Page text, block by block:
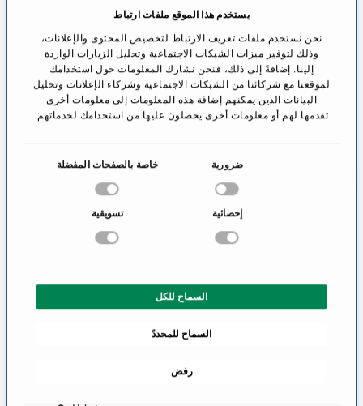
يستخدم هذا الموقع ملفات ارتباط
نحن نستخدم ملفات تعريف الارتباط لتخصيص المحتوى والإعلانات،
وذلك لتوفير ميزات الشبكات الاجتماعية وتحليل الزيارات الواردة
إلينا. إضافةً إلى ذلك، فنحن نشارك المعلومات حول استخدامك
لموقعنا مع شركائنا من الشبكات الاجتماعية وشركاء الإعلانات وتحليل
البيانات الذين يمكنهم إضافة هذه المعلومات إلى معلومات أخرى
تقدمها لهم أو معلومات أخرى يحصلون عليها من استخدامك لخدماتهم.
ضرورية خاصة بالصفحات المفضلة
إحصائية تسويقية
السماح للكل
السماح للمحددّ
رفض
ورغبة في القيء، بالإضافة إلى بداية فشل في الدورة
الدموية، حيث يقدم مركز الأبهر في أوفينباخ للجراحة
الوعائية كلاً من الإجراءات الجراحية المفتوحة وداخل
الوعائية للمعالجة الطارئة لأم الدم الأبهرية، كما يعمل
عالية، إذ أن الفريق من ذوي الخبرة متاح 24 ساعة في
اليوم، سبعة أيام في الأسبوع.
يتم اكتشاف أم الدم عادةً بالصدفة أثناء الفحص
الشعاعي، إذ يمكن أن يحدث المرض دون أعراض غالباً،
الانتفاخات أكثر وضوحاً، فقد يحدث ألم في الظهر أو
البطن، وهو ما يجب اعتباره نذيراً لتمزق وشيك لتمدد